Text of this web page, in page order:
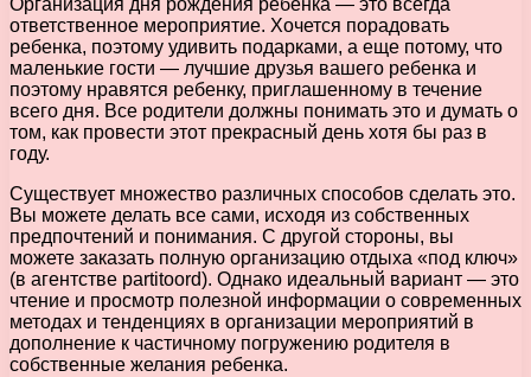
Организация дня рождения ребенка — это всегда
ответственное мероприятие. Хочется порадовать
ребенка, поэтому удивить подарками, а еще потому, что
маленькие гости — лучшие друзья вашего ребенка и
поэтому нравятся ребенку, приглашенному в течение
всего дня. Все родители должны понимать это и думать о
том, как провести этот прекрасный день хотя бы раз в
году.
Существует множество различных способов сделать это.
Вы можете делать все сами, исходя из собственных
предпочтений и понимания. С другой стороны, вы
можете заказать полную организацию отдыха «под ключ»
(в агентстве partitoord). Однако идеальный вариант — это
чтение и просмотр полезной информации о современных
методах и тенденциях в организации мероприятий в
дополнение к частичному погружению родителя в
собственные желания ребенка.